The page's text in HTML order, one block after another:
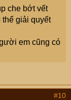
che bớt vết
thể giải quyết
em cũng có
#10